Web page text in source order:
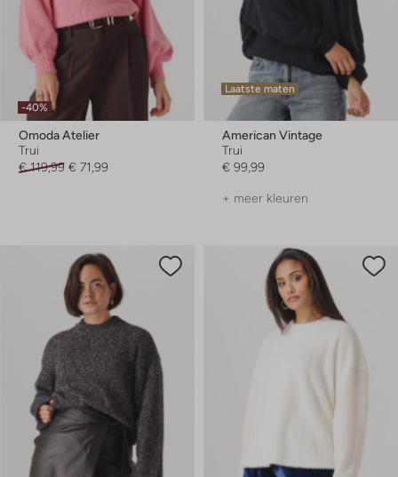
-40%
Omoda Atelier
Trui
€ 119,99 € 71,99
Laatste maten
American Vintage
Trui
€ 99,99
+ meer kleuren